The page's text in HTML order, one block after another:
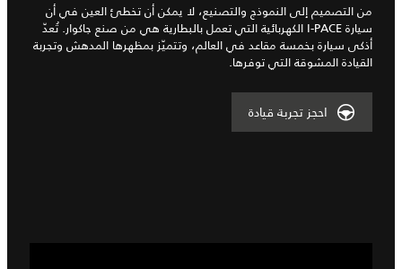
من التصميم إلى النموذج والتصنيع، لا يمكن أن تخطئ العين في أن
سيارة I‑PACE الكهربائية التي تعمل بالبطارية هي من صنع جاكوار. تُعدّ
أذكى سيارة بخمسة مقاعد في العالم، وتتميّز بمظهرها المدهش وتجربة
القيادة المشوقة التي توفرها.
احجز تجربة قيادة